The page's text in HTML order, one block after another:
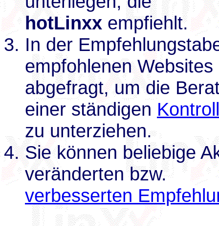
hotLinxx empfiehlt.
In der
empfohlenen Websites
abgefragt, um die
einer ständigen
zu unterziehen.
Sie können beliebige
veränderten bzw.
verbesserten